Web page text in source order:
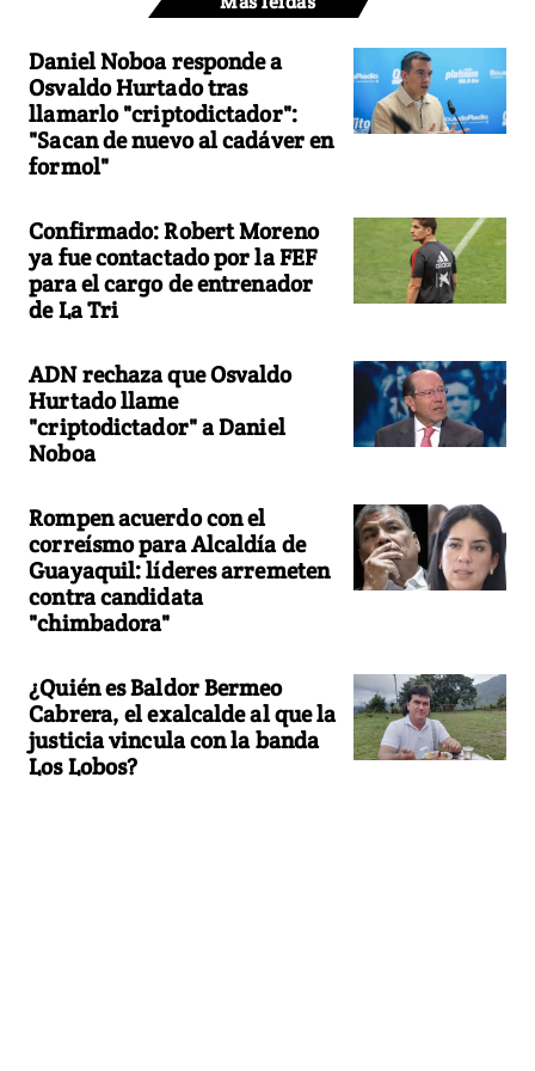
Daniel Noboa responde a
Osvaldo Hurtado tras
llamarlo "criptodictador":
"Sacan de nuevo al cadáver en
formol"
Confirmado: Robert Moreno
ya fue contactado por la FEF
para el cargo de entrenador
de La Tri
ADN rechaza que Osvaldo
Hurtado llame
"criptodictador" a Daniel
Noboa
Rompen acuerdo con el
correísmo para Alcaldía de
Guayaquil: líderes arremeten
contra candidata
"chimbadora"
¿Quién es Baldor Bermeo
Cabrera, el exalcalde al que la
justicia vincula con la banda
Los Lobos?